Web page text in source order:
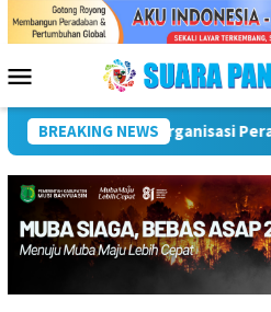
Menu
Mobile
BREAKING NEWSPuncak Peringatan